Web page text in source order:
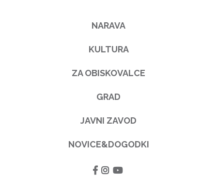
NARAVA
KULTURA
ZA OBISKOVALCE
GRAD
JAVNI ZAVOD
NOVICE&DOGODKI